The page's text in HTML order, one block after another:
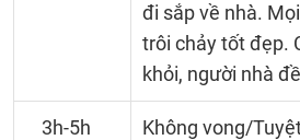
đi sắp về nhà.
trôi chảy tốt đẹp.
khỏi, người nhà
3h-5h
Không vong/